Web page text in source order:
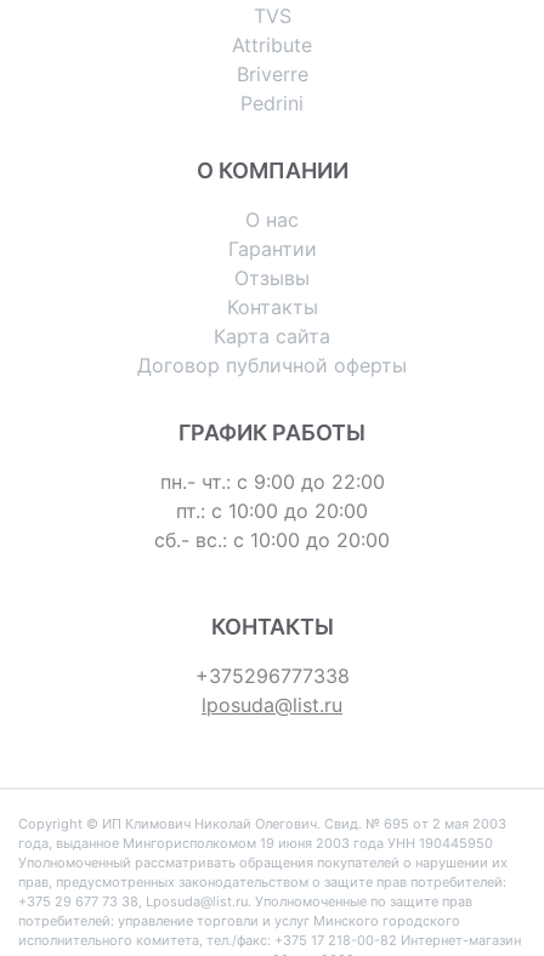
TVS
Attribute
Briverre
Pedrini
О КОМПАНИИ
О нас
Гарантии
Отзывы
Контакты
Карта сайта
Договор публичной оферты
ГРАФИК РАБОТЫ
пн.- чт.: с 9:00 до 22:00
пт.: с 10:00 до 20:00
сб.- вс.: с 10:00 до 20:00
КОНТАКТЫ
+375296777338
lposuda@list.ru
Copyright © ИП Климович Николай Олегович. Cвид. № 695 от 2 мая 2003
года, выданное Мингорисполкомом 19 июня 2003 года УНН 190445950
Уполномоченный рассматривать обращения покупателей о нарушении их
прав, предусмотренных законодательством о защите прав потребителей:
+375 29 677 73 38, Lposuda@list.ru. Уполномоченные по защите прав
потребителей: управление торговли и услуг Минского городского
исполнительного комитета, тел./факс: +375 17 218-00-82 Интернет-магазин